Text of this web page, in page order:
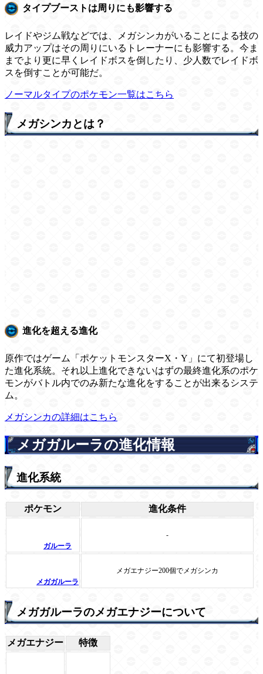
タイプブーストは周りにも影響する
レイドやジム戦などでは、メガシンカがいることによる技の
威力アップはその周りにいるトレーナーにも影響する。今ま
までより更に早くレイドボスを倒したり、少人数でレイドボ
スを倒すことが可能だ。
ノーマルタイプのポケモン一覧はこちら
メガシンカとは？
進化を超える進化
原作ではゲーム「ポケットモンスターX・Y」にて初登場し
た進化系統。それ以上進化できないはずの最終進化系のポケ
モンがバトル内でのみ新たな進化をすることが出来るシステ
ム。
メガシンカの詳細はこちら
メガガルーラの進化情報
進化系統
ポケモン 進化条件
ガルーラ
-
メガガルーラ
メガエナジー200個でメガシンカ
メガガルーラのメガエナジーについて
メガエナジー 特徴